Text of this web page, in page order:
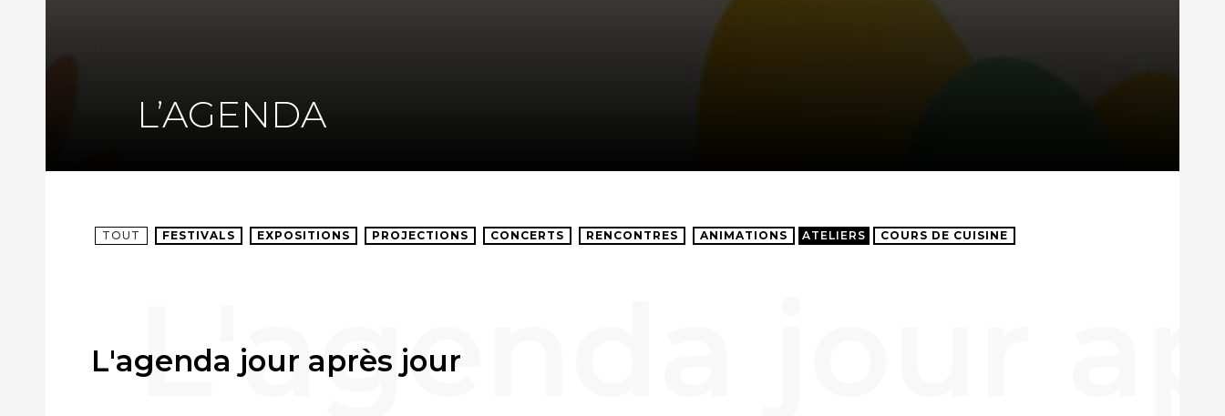
L’AGENDA
TOUT FESTIVALS EXPOSITIONS PROJECTIONS CONCERTS RENCONTRES ANIMATIONS ATELIERS COURS DE CUISINE
L'agenda jour après jour